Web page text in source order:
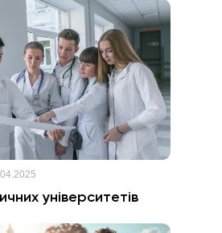
за оголошеннями на
та в соціальних
університетів